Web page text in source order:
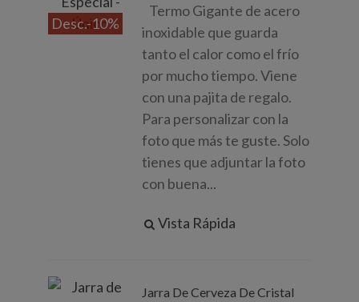
Desc.-10%
Termo Gigante de acero
inoxidable que guarda
tanto el calor como el frío
por mucho tiempo. Viene
con una pajita de regalo.
Para personalizar con la
foto que más te guste. Solo
tienes que adjuntar la foto
con buena...
Vista Rápida
Jarra De Cerveza De Cristal